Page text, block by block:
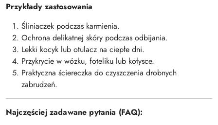
Przykłady zastosowania
Śliniaczek podczas karmienia.
Ochrona delikatnej skóry podczas odbijania.
Lekki kocyk lub otulacz na ciepłe dni.
Przykrycie w wózku, foteliku lub kołysce.
Praktyczna ściereczka do czyszczenia drobnych
zabrudzeń.
Najczęściej zadawane pytania (FAQ):